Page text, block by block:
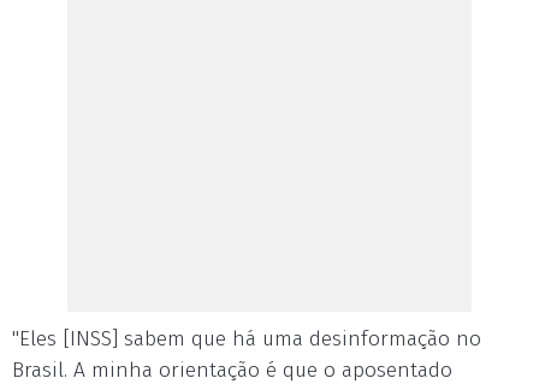
"Eles [INSS] sabem que há uma desinformação no
Brasil. A minha orientação é que o aposentado